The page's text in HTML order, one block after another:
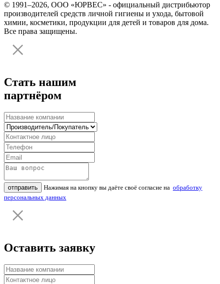
© 1991–2026, ООО «ЮРВЕС» - официальный дистрибьютор
производителей средств личной гигиены и ухода, бытовой
химии, косметики, продукции для детей и товаров для дома.
Все права защищены.
Стать нашим
партнёром
отправить Нажимая на кнопку вы даёте своё согласие на обработку
персональных данных
Оставить заявку